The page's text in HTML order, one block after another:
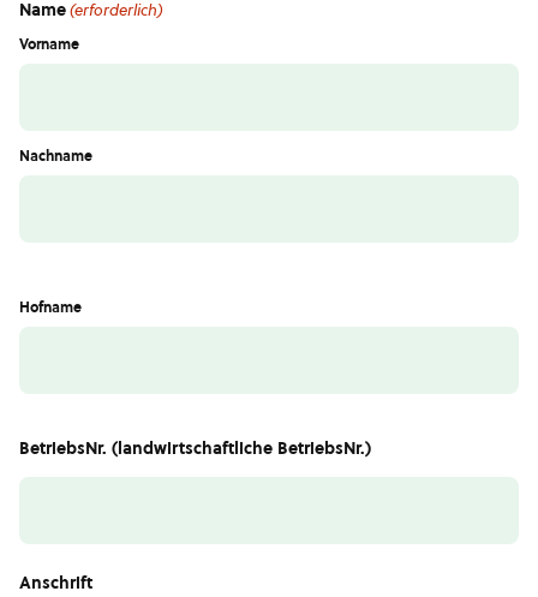
Name(erforderlich)
Vorname
Nachname
Hofname
BetriebsNr. (landwirtschaftliche BetriebsNr.)
Anschrift